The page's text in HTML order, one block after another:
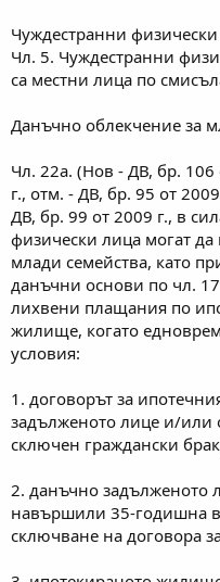
Чуждестранни
Чл. 5. Чуждестранни
са местни лица по
Данъчно облекчение за
Чл. 22а. (Нов - ДВ, бр. 106
г., отм. - ДВ, бр. 95 от
ДВ, бр. 99 от 2009 г., в
физически лица могат
млади семейства, като
данъчни основи по чл.
лихвени плащания по
жилище, когато
условия:
1. договорът за
задълженото лице и/или
сключен граждански
2. данъчно задълженото
навършили 35-годишна
сключване на договора